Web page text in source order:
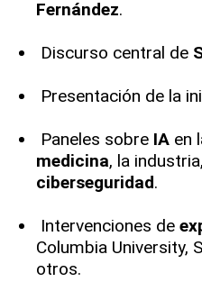
Fernández.
Discurso central de
Presentación de la
Paneles sobre IA en
medicina, la
ciberseguridad.
Intervenciones de
Columbia University,
otros.